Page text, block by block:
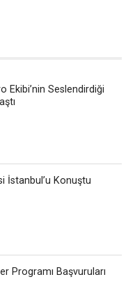
Ekibi’nin Seslendirdiği
İstanbul’u Konuştu
Programı Başvuruları